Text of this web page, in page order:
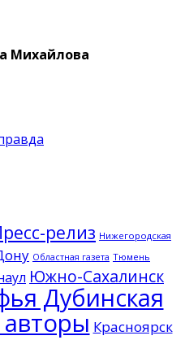
Михайлова
релиз Нижегородская
Областная газета Тюмень
Южно-Сахалинск
Дубинская
Красноярск